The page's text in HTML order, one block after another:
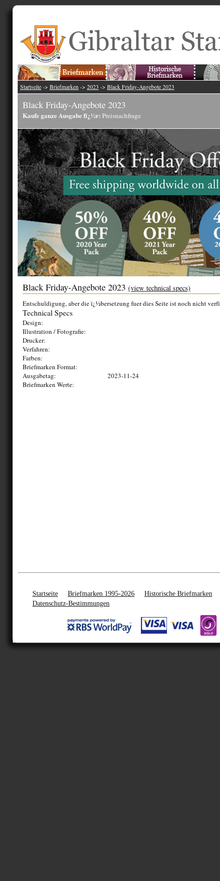
Startseite -> Briefmarken -> 2023 -> Black Friday-Angebote 2023
Black Friday-Angebote 2023
Kaufe ganze Ausgabe fï¿½r: Preisnachfrage
Black Friday-Angebote 2023 (view technical specs)
Entschuldigung, aber die ï¿½bersetzung fuer dies Seite ist noch nicht
Technical Specs
Design:
Illustration / Fotografie:
Drucker:
Verfahren:
Farben:
Briefmarken Format:
Ausgabetag:
2023-11-24
Briefmarken Werte:
Startseite Briefmarken 1995-2026
Historische Briefmarken
Datenschutz-Bestimmungen